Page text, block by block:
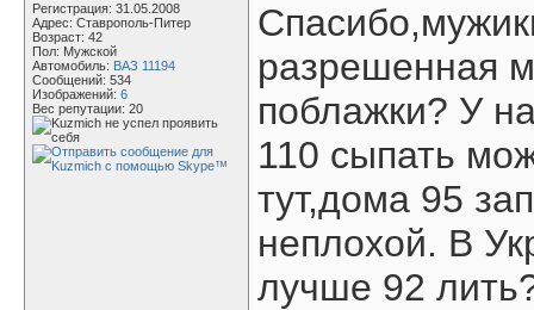
Регистрация: 31.05.2008
Адрес: Ставрополь-Питер
Возраст: 42
Пол: Мужской
Автомобиль: ВАЗ 11194
Сообщений: 534
Изображений: 6
Вес репутации: 20
разрешенная
поблажки? У
110 сыпать
тут,дома 95
неплохой. В
лучше 92